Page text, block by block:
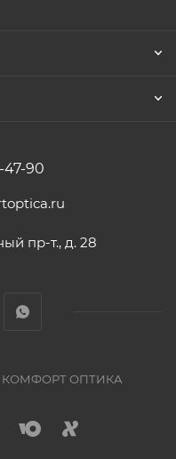
47-90
пр-т., д. 28
КОМФОРТ ОПТИКА